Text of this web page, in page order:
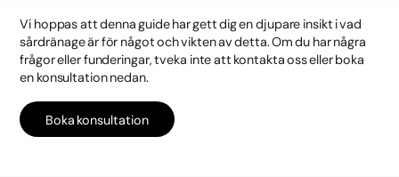
Vi hoppas att denna guide har gett dig en djupare insikt i vad
sårdränage är för något och vikten av detta. Om du har några
frågor eller funderingar, tveka inte att kontakta oss eller boka
en konsultation nedan.
Boka konsultation